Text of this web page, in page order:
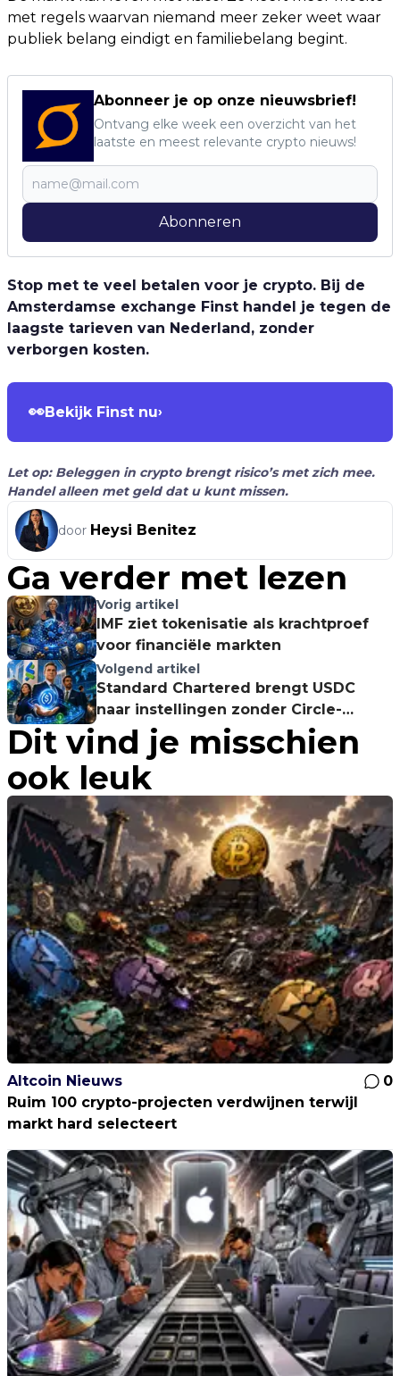
met regels waarvan niemand meer zeker weet waar
publiek belang eindigt en familiebelang begint.
Abonneer je op onze nieuwsbrief!
Ontvang elke week een overzicht van het
laatste en meest relevante crypto nieuws!
Abonneren
Stop met te veel betalen voor je crypto. Bij de
Amsterdamse exchange Finst handel je tegen de
laagste tarieven van Nederland, zonder
verborgen kosten.
👀Bekijk Finst nu›
Let op: Beleggen in crypto brengt risico’s met zich mee.
Handel alleen met geld dat u kunt missen.
door Heysi Benitez
Ga verder met lezen
Vorig artikel
IMF ziet tokenisatie als krachtproef
voor financiële markten
Volgend artikel
Standard Chartered brengt USDC
naar instellingen zonder Circle-
account
Dit vind je misschien
ook leuk
Altcoin Nieuws
0
Ruim 100 crypto-projecten verdwijnen terwijl
markt hard selecteert